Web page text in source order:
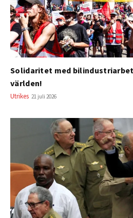
Solidaritet med
världen!
Utrikes 21 juli 2026